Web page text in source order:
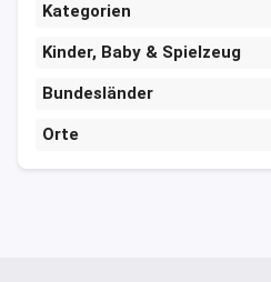
Kategorien
Kinder, Baby & Spielzeug
Bundesländer
Orte